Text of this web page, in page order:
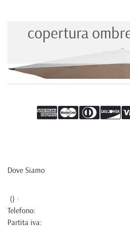
copertura
Dove Siamo
() ·
Telefono:
Partita iva: